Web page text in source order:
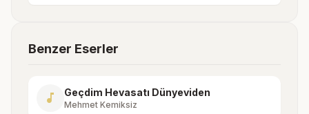
Benzer Eserler
music_note Geçdim Hevasatı Dünyeviden
Mehmet Kemiksiz